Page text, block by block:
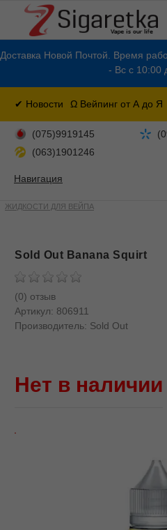
Доставка Новой Почтой. Время
- Вс с 10:00
✔ Новости Ω Вейпинг от А до Я
(075)9919145
(063)1901246
Навигация
ЖИДКОСТИ ДЛЯ ВЕЙПА
Sold Out Banana Squirt
(0) отзыв
Артикул: 806911
Производитель: Sold Out
Нет в наличии